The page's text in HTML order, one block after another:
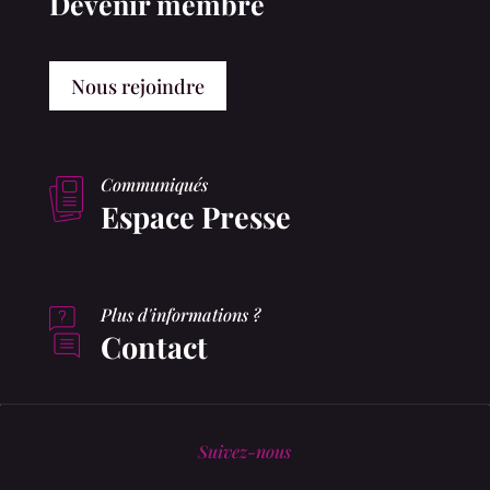
Nous rejoindre
Communiqués
Espace Presse
Plus d'informations ?
Contact
Suivez-nous